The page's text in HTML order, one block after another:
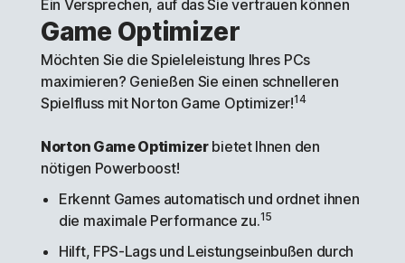
Ein Versprechen, auf das Sie vertrauen können
Game Optimizer
Möchten Sie die Spieleleistung Ihres PCs
maximieren? Genießen Sie einen schnelleren
Spielfluss mit Norton Game Optimizer!14
Norton Game Optimizerbietet Ihnen den
nötigen Powerboost!
Erkennt Games automatisch und ordnet ihnen
die maximale Performance zu.15
Hilft, FPS-Lags und Leistungseinbußen durch